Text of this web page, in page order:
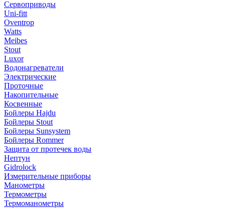
Сервоприводы
Uni-fitt
Oventrop
Watts
Meibes
Stout
Luxor
Водонагреватели
Электрические
Проточные
Накопительные
Косвенные
Бойлеры Hajdu
Бойлеры Stout
Бойлеры Sunsystem
Бойлеры Rommer
Защита от протечек воды
Нептун
Gidrolock
Измерительные приборы
Манометры
Термометры
Термоманометры